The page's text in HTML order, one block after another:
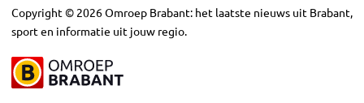
Copyright © 2026Omroep Brabant: het laatste nieuws uit Brabant,
sport en informatie uit jouw regio.